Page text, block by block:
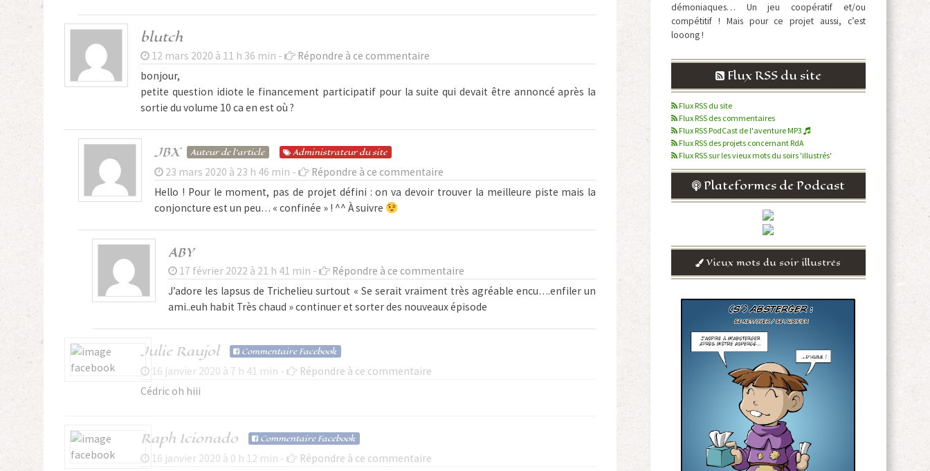
blutch
12 mars 2020 à 11 h 36 min -
Répondre à ce commentaire
bonjour,
petite question idiote le financement participatif pour la suite qui devait être annoncé après la
sortie du volume 10 ca en est où ?
JBX Auteur de l'article Administrateurdu site
23 mars 2020 à 23 h 46 min -
Répondre à ce commentaire
Hello ! Pour le moment, pas de projet défini : on va devoir trouver la meilleure piste mais la
conjoncture est un peu… « confinée » ! ^^ À suivre
ABY
17 février 2022 à 21 h 41 min -
Répondre à ce commentaire
J’adore les lapsus de Trichelieu surtout « Se serait vraiment très agréable encu….enfiler un
ami..euh habit Très chaud » continuer et sorter des nouveaux épisode
Julie Raujol Commentaire Facebook
16 janvier 2020 à 7 h 41 min -
Répondre à ce commentaire
Cédric oh hiii
Raph Icionado Commentaire Facebook
16 janvier 2020 à 0 h 12 min -
Répondre à ce commentaire
démoniaques… Un jeu coopératif et/ou
compétitif ! Mais pour ce projet aussi, c’est
looong !
Flux RSS du site
Flux RSS du site
Flux RSS des commentaires
Flux RSS PodCast de l'aventure MP3
Flux RSS des projets concernant RdA
Flux RSS sur les vieux mots du soirs 'illustrés'
Plateformes de Podcast
Vieux mots du soir illustrés